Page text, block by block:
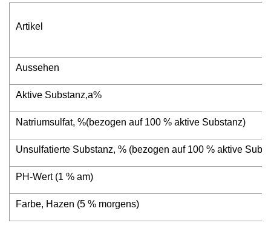
Artikel
Aussehen
Aktive Substanz,a%
Natriumsulfat, %(bezogen auf 100 % aktive Substanz)
Unsulfatierte Substanz, % (bezogen auf 100 % aktive
PH-Wert (1 % am)
Farbe, Hazen (5 % morgens)